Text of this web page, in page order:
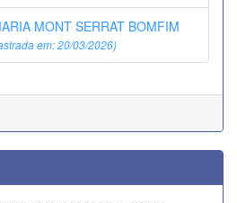
MONT SERRAT BOMFIM
em: 20/03/2026)